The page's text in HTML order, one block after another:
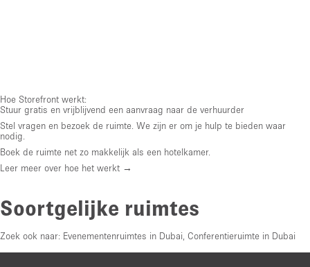
Hoe Storefront werkt:
Stuur gratis en vrijblijvend een aanvraag naar de verhuurder
Stel vragen en bezoek de ruimte. We zijn er om je hulp te bieden waar
nodig.
Boek de ruimte net zo makkelijk als een hotelkamer.
Leer meer over hoe het werkt →
Soortgelijke ruimtes
Zoek ook naar: Evenementenruimtes in Dubai Conferentieruimte in Dubai